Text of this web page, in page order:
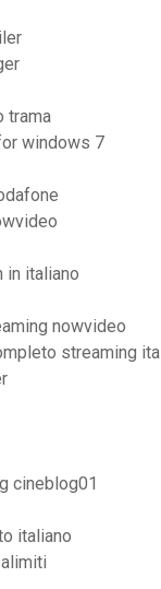
trama
windows 7
in italiano
nowvideo
streaming ita
cineblog01
italiano